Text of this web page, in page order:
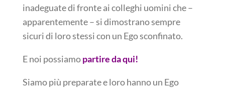
inadeguate di fronte ai colleghi uomini che –
apparentemente – si dimostrano sempre
sicuri di loro stessi con un Ego sconfinato.
E noi possiamopartire da qui!
Siamo più preparate e loro hanno un Ego